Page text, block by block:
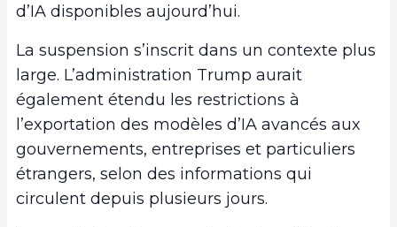
d’IA disponibles aujourd’hui.
La suspension s’inscrit dans un contexte plus
large. L’administration Trump aurait
également étendu les restrictions à
l’exportation des modèles d’IA avancés aux
gouvernements, entreprises et particuliers
étrangers, selon des informations qui
circulent depuis plusieurs jours.